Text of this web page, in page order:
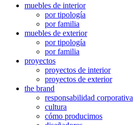
muebles de interior
por tipología
por familia
muebles de exterior
por tipología
por familia
proyectos
proyectos de interior
proyectos de exterior
the brand
responsabilidad corporativa
cultura
cómo producimos